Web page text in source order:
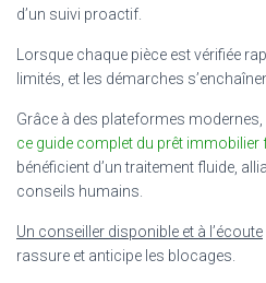
d’un suivi proactif.
Lorsque chaque pièce est vérifiée
limités, et les démarches
Grâce à des plateformes
ce guide complet du prêt immobilier
bénéficient d’un traitement fluide,
conseils humains.
Un conseiller disponible et à l’écoute
rassure et anticipe les blocages.